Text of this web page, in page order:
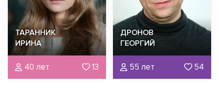
ТАРАННИК
ИРИНА
40 лет 13
ДРОНОВ
ГЕОРГИЙ
55 лет 54